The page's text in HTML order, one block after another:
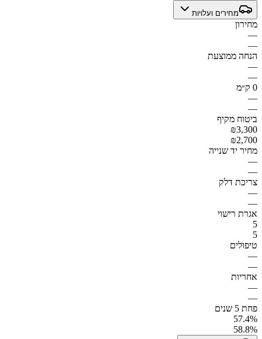
מחירים ועלויות
מחירון
—
—
הנחה ממוצעת
—
—
0 ק״מ
—
—
ביטוח מקיף
₪3,300
₪2,700
מחיר יד שנייה
—
—
צריכת דלק
—
—
אגרת רישוי
5
5
טיפולים
—
—
אחריות
—
—
פחת 5 שנים
57.4%
58.8%